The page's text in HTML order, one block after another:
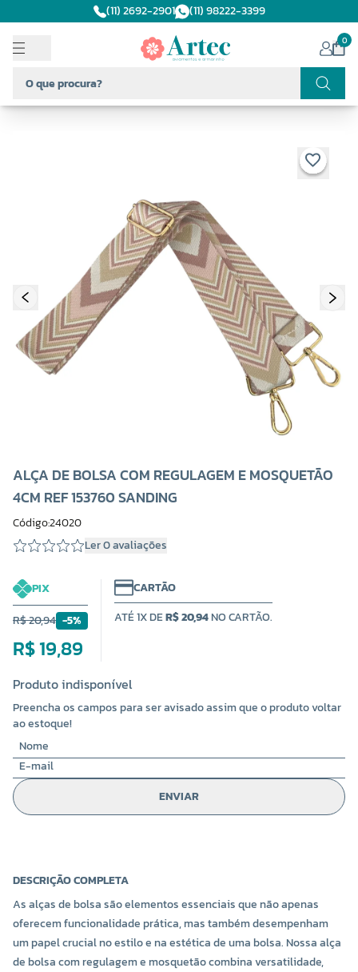
(11) 2692-2901 (11) 98222-3399
0
ALÇA DE BOLSA COM REGULAGEM E MOSQUETÃO
4CM REF 153760 SANDING
Código:24020
Ler 0 avaliações
PIX
R$ 20,94 -5%
R$ 19,89
CARTÃO
ATÉ 1X DER$ 20,94NO CARTÃO.
Produto indisponível
Preencha os campos para ser avisado assim que o produto voltar
ao estoque!
ENVIAR
DESCRIÇÃO COMPLETA
As alças de bolsa são elementos essenciais que não apenas
oferecem funcionalidade prática, mas também desempenham
um papel crucial no estilo e na estética de uma bolsa. Nossa alça
de bolsa com regulagem e mosquetão combina versatilidade,